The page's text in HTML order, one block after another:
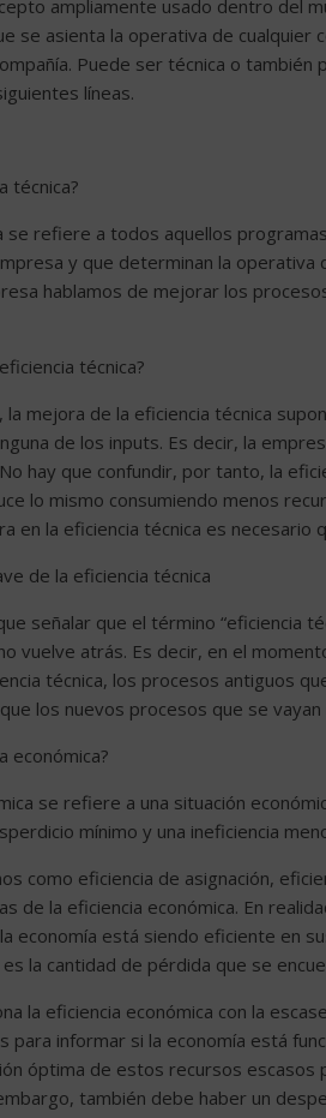
ampliamente usado dentro del
se asienta la operativa de cualquier
Puede ser técnica o también
líneas.
técnica?
se refiere a todos aquellos
y que determinan la
hablamos de mejorar los
técnica?
mejora de la eficiencia técnica
de los inputs. Es decir, la
hay que confundir, por tanto, la
lo mismo consumiendo menos
en la eficiencia técnica es
de la eficiencia técnica
señalar que el término “eficiencia
vuelve atrás. Es decir, en el
técnica, los procesos antiguos
los nuevos procesos que se vayan
económica?
se refiere a una situación
mínimo y una ineficiencia
como eficiencia de asignación,
de la eficiencia económica. En
economía está siendo eficiente en
la cantidad de pérdida que se
la eficiencia económica con la
para informar si la economía está
óptima de estos recursos
también debe haber un